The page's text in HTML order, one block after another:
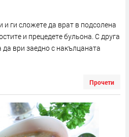
и ги сложете да врат в подсолена
и прецедете бульона. С друга
ври заедно с накълцаната
Прочети